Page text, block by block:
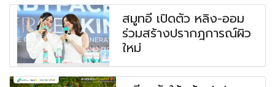
สมูทอี เปิดตัว หลิง-ออม
ร่วมสร้างปรากฎการณ์ผิว
ใหม่